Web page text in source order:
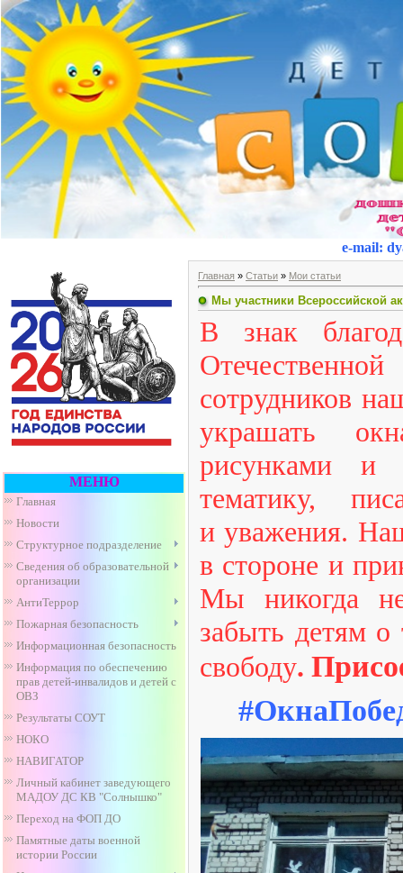
e-mail:
МЕНЮ
Главная
Новости
Структурное подразделение
Сведения об образовательной
организации
АнтиТеррор
Пожарная безопасность
Информационная безопасность
Информация по обеспечению
прав детей-инвалидов и детей с
ОВЗ
Результаты СОУТ
НОКО
НАВИГАТОР
Личный кабинет заведующего
МАДОУ ДС КВ "Солнышко"
Переход на ФОП ДО
Памятные даты военной
истории России
Главная » Статьи » Мои статьи
Мы участники Всероссийской
В знак
сотрудников
украшать
рисунками и
тематику,
и уважения.
в стороне и
Мы никогда
забыть детям
свободу.